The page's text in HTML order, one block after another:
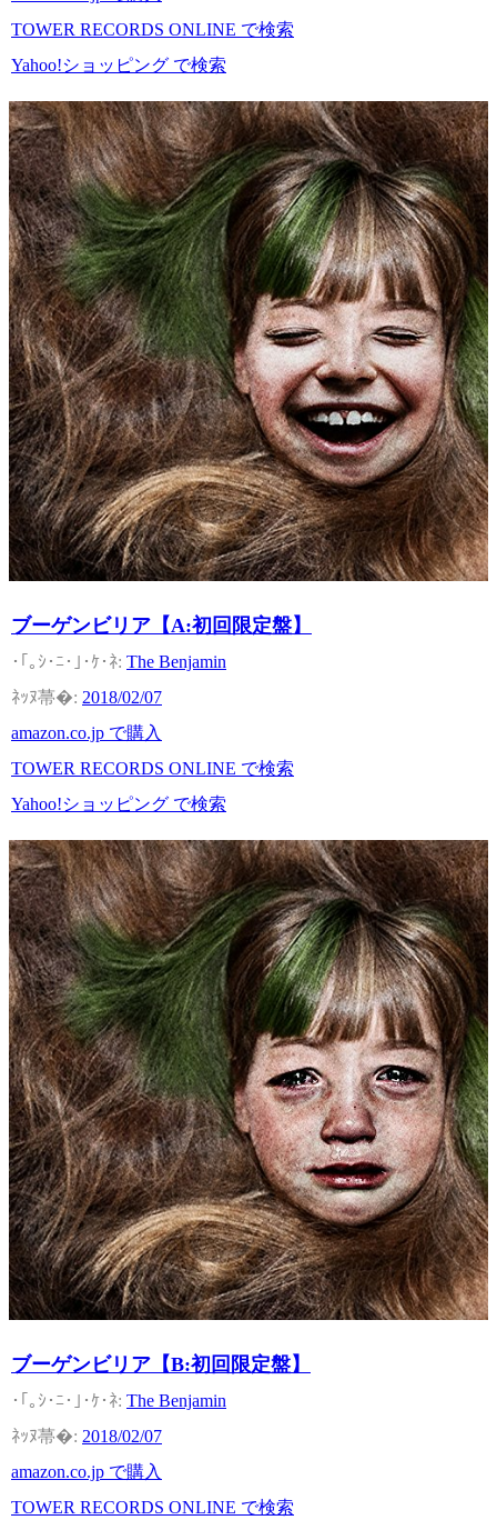
TOWER RECORDS ONLINE で検索
Yahoo!ショッピング で検索
ブーゲンビリア【A:初回限定盤】
The Benjamin
2018/02/07
amazon.co.jp で購入
TOWER RECORDS ONLINE で検索
Yahoo!ショッピング で検索
ブーゲンビリア【B:初回限定盤】
The Benjamin
2018/02/07
amazon.co.jp で購入
TOWER RECORDS ONLINE で検索